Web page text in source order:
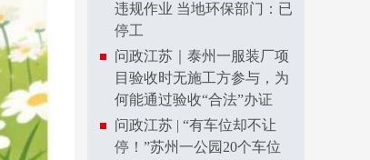
违规作业 当地环保部门：已
停工
问政江苏｜泰州一服装厂项
目验收时无施工方参与，为
何能通过验收“合法”办证
问政江苏 | “有车位却不让
停！”苏州一公园20个车位